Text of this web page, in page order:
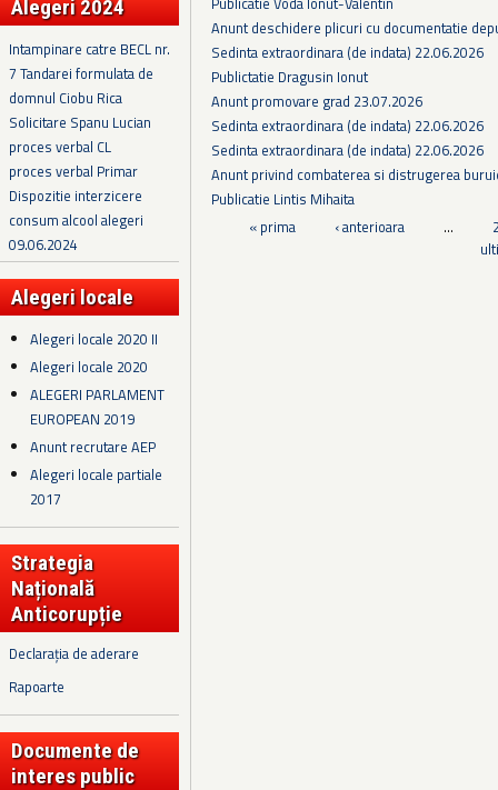
Alegeri 2024
Intampinare catre BECL nr.
7 Tandarei formulata de
domnul Ciobu Rica
Solicitare Spanu Lucian
proces verbal CL
proces verbal Primar
Dispozitie interzicere
consum alcool alegeri
09.06.2024
Alegeri locale
Alegeri locale 2020 II
Alegeri locale 2020
ALEGERI PARLAMENT
EUROPEAN 2019
Anunt recrutare AEP
Alegeri locale partiale
2017
Strategia
Națională
Anticorupție
Declarația de aderare
Rapoarte
Documente de
interes public
Anunt deschidere plicuri cu documentatie
Sedinta extraordinara (de indata) 22.06.2026
Publictatie Dragusin Ionut
Anunt promovare grad 23.07.2026
Sedinta extraordinara (de indata) 22.06.2026
Sedinta extraordinara (de indata) 22.06.2026
Anunt privind combaterea si distrugerea
Publicatie Lintis Mihaita
Pagini
« prima ‹ anterioara …